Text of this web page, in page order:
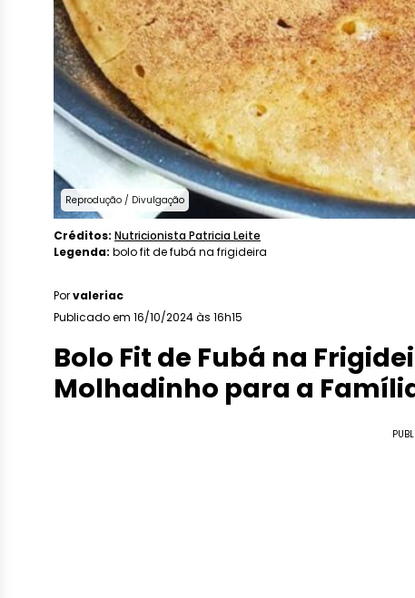
Reprodução / Divulgação
Créditos: Nutricionista Patricia Leite
Legenda: bolo fit de fubá na frigideira
Porvaleriac
Publicado em 16/10/2024 às 16h15
Bolo Fit de Fubá na
Molhadinho para a